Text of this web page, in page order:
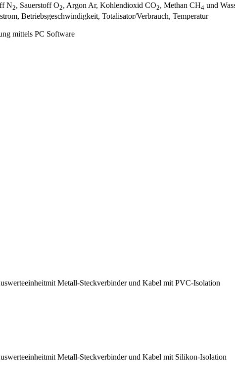
N2, Sauerstoff O2, Argon Ar, Kohlendioxid CO2, Methan CH4 und
Betriebsgeschwindigkeit, Totalisator/Verbrauch, Temperatur
mittels PC Software
Metall-Steckverbinder und Kabel mit PVC-Isolation
Metall-Steckverbinder und Kabel mit Silikon-Isolation